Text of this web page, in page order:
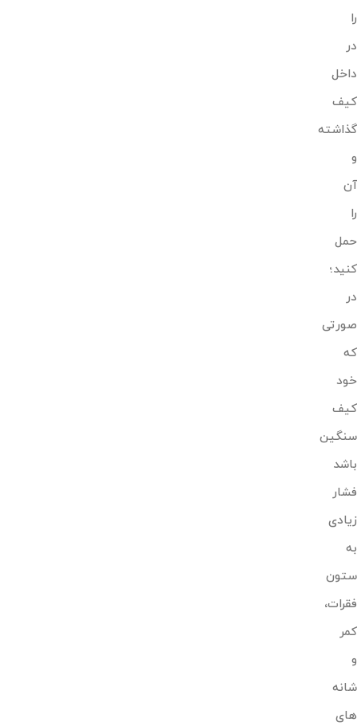
را
در
داخل
کیف
گذاشته
و
آن
را
حمل
کنید؛
در
صورتی
که
خود
کیف
سنگین
باشد
فشار
زیادی
به
ستون
فقرات،
کمر
و
شانه
های